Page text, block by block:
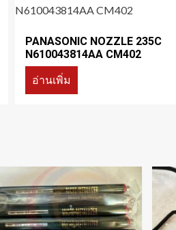
PANASONIC NOZZLE 235C
N610043814AA CM402
อ่านเพิ่ม